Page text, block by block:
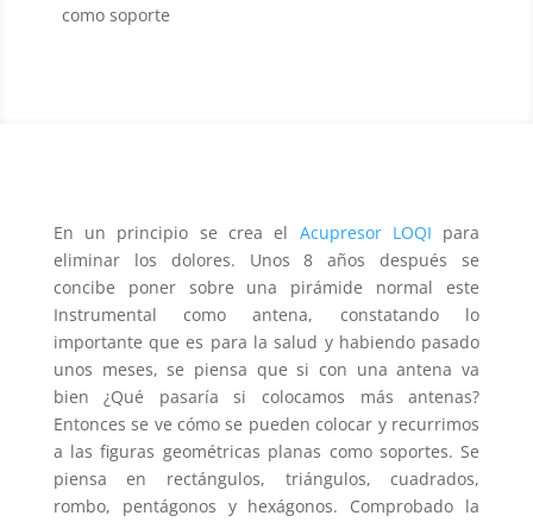
como soporte
En un principio se crea el Acupresor LOQI para
eliminar los dolores. Unos 8 años después se
concibe poner sobre una pirámide normal este
Instrumental como antena, constatando lo
importante que es para la salud y habiendo pasado
unos meses, se piensa que si con una antena va
bien ¿Qué pasaría si colocamos más antenas?
Entonces se ve cómo se pueden colocar y recurrimos
a las figuras geométricas planas como soportes. Se
piensa en rectángulos, triángulos, cuadrados,
rombo, pentágonos y hexágonos. Comprobado la